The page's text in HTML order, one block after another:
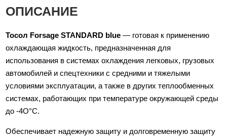
ОПИСАНИЕ
Тосол Forsage STANDARD blue — готовая к применению
охлаждающая жидкость, предназначенная для
использования в системах охлаждения легковых, грузовых
автомобилей и спецтехники с средними и тяжелыми
условиями эксплуатации, а также в других теплообменных
системах, работающих при температуре окружающей среды
до -4O°C.
Обеспечивает надежную защиту и долговременную защиту